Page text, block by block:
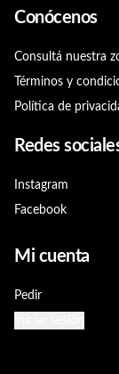
Conócenos
Consultá nuestra
Términos y
Política de
Redes
Instagram
Facebook
Mi cuenta
Pedir